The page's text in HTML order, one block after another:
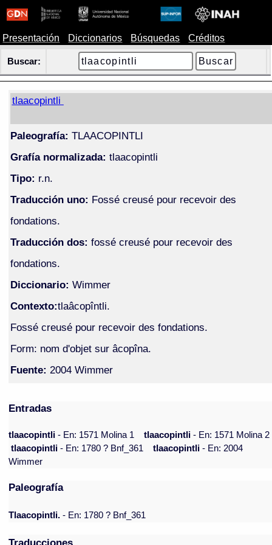
Presentación Diccionarios Búsquedas Créditos
Buscar:
tlaacopintli
Paleografía: TLAACOPINTLI
Grafía normalizada: tlaacopintli
Tipo: r.n.
Traducción uno: Fossé creusé pour recevoir des
fondations.
Traducción dos: fossé creusé pour recevoir des
fondations.
Diccionario: Wimmer
Contexto:tlaâcopîntli.
Fossé creusé pour recevoir des fondations.
Form: nom d'objet sur âcopîna.
Fuente: 2004 Wimmer
Entradas
tlaacopintli- En: 1571 Molina 1 tlaacopintli- En: 1571 Molina 2
tlaacopintli- En: 1780 ? Bnf_361 tlaacopintli- En: 2004
Wimmer
Paleografía
Tlaacopintli. - En: 1780 ? Bnf_361